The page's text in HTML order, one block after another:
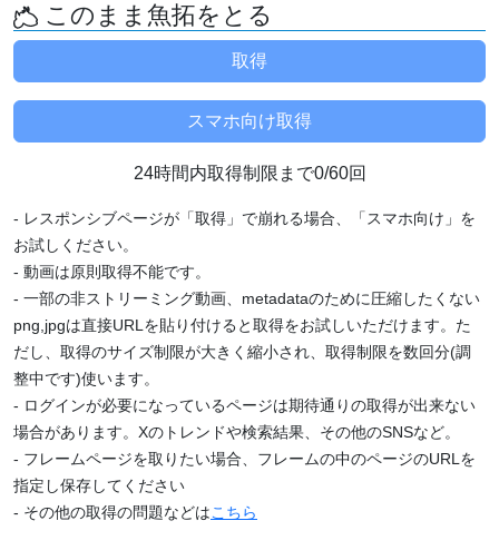
このまま魚拓をとる
24時間内取得制限まで0/60回
- レスポンシブページが「取得」で崩れる場合、「スマホ向け」を
お試しください。
- 動画は原則取得不能です。
- 一部の非ストリーミング動画、metadataのために圧縮したくない
png,jpgは直接URLを貼り付けると取得をお試しいただけます。た
だし、取得のサイズ制限が大きく縮小され、取得制限を数回分(調
整中です)使います。
- ログインが必要になっているページは期待通りの取得が出来ない
場合があります。Xのトレンドや検索結果、その他のSNSなど。
- フレームページを取りたい場合、フレームの中のページのURLを
指定し保存してください
- その他の取得の問題などはこちら